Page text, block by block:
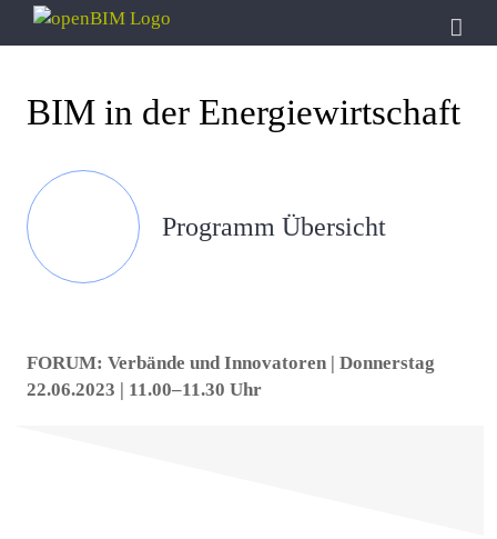
Zum
BIM in der Energiewirtschaft
Programm Übersicht
FORUM: Verbände und Innovatoren | Donnerstag
22.06.2023 | 11.00–11.30 Uhr